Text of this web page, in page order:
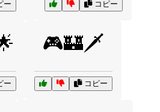
ー コピー
ー
🎮🏰🗡️
コピー